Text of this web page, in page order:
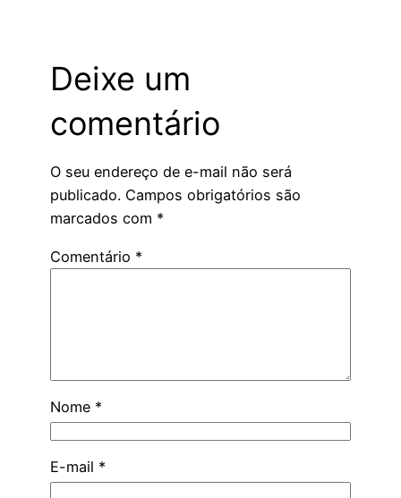
Deixe um
comentário
O seu endereço de e-mail não será
publicado. Campos obrigatórios são
marcados com *
Comentário *
Nome *
E-mail *